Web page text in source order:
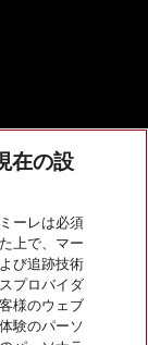
在の設
ーレは必須
上で、マー
び追跡技術
プロバイダ
様のウェブ
験のパーソ